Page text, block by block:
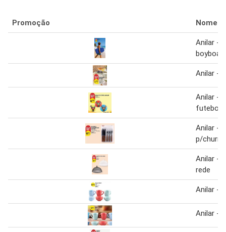
Promoção Nome
Anilar -
Anilar -
Anilar -
futebol
Anilar -
p/
Anilar -
rede
Anilar -
Anilar -